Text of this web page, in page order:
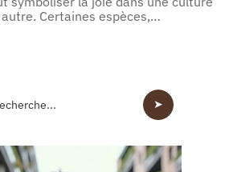
Certaines espèces,…